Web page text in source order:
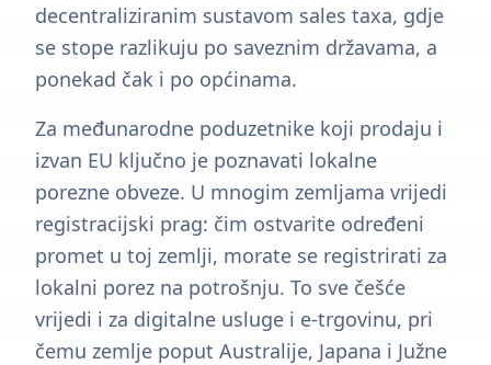
decentraliziranim sustavom sales taxa, gdje
se stope razlikuju po saveznim državama, a
ponekad čak i po općinama.
Za međunarodne poduzetnike koji prodaju i
izvan EU ključno je poznavati lokalne
porezne obveze. U mnogim zemljama vrijedi
registracijski prag: čim ostvarite određeni
promet u toj zemlji, morate se registrirati za
lokalni porez na potrošnju. To sve češće
vrijedi i za digitalne usluge i e-trgovinu, pri
čemu zemlje poput Australije, Japana i Južne